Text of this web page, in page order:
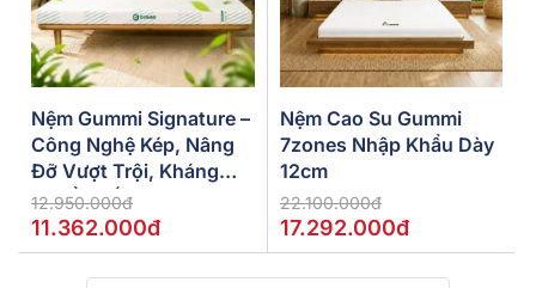
Nệm Gummi Signature –
Công Nghệ Kép, Nâng
Đỡ Vượt Trội, Kháng
Khuẩn Tối Đa
12.950.000đ
11.362.000đ
Nệm Cao Su Gummi
7zones Nhập Khẩu Dày
12cm
22.100.000đ
17.292.000đ